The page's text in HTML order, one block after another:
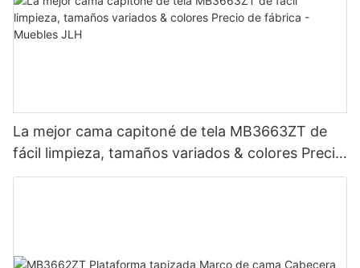
La mejor cama capitoné de tela MB3663ZT de
fácil limpieza, tamaños variados & colores Precio
de fábrica - Muebles JLH